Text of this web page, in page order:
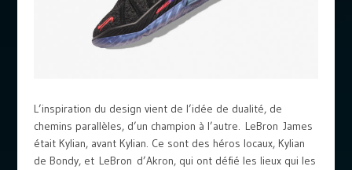
L’inspiration du design vient de l’idée de dualité, de
chemins parallèles, d’un champion à l’autre. LeBron James
était Kylian, avant Kylian. Ce sont des héros locaux, Kylian
de Bondy, et LeBron d’Akron, qui ont défié les lieux qui les